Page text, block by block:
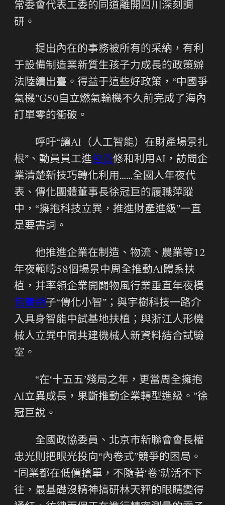
常委會代表工委的同道離開四川深刻調
研。
提出內在的事務被所有的采納，有利
于設備制造業新質生孩子力成長的政策辦
法陸續出臺。得益于這些好政策，“中國爭
氣機”G50自立燃氣輪機不久前完成了海內
訂單零的衝破。
呼吁“讓AI（人工智能）在財產場景扎
根”、動員員工進包養修和利用AI，訪問企
業清楚新技巧轉化利用……全國人年夜代
表、傳化團體董事長徐冠巨的履職萍蹤
中，“擁抱科技立異，推進財產進級”一直
是要害詞。
他推進企業在制造、物流、農業等12
年夜範疇58個場景中周全推動AI體系扶
植，并率領企業開闢物風行業垂直年夜模
包養網子“傳化小智”；與宇樹科技一路介
入具身智能中試基地扶植；與浙江人形機
械人立異中間共建機械人新資料結合試驗
室。
“在‘十五五’殘局之年，更當周全擁抱
AI立異成長，果斷推動企業轉型進級。”徐
冠巨說。
全國政協委員、北京市新聯會會長權
忠光則把眼光投向“內卷式”競爭的困局。
“同業都在低價搶單，不隨著‘卷’就活不下
往，最基礎沒精神搞研林天秤的眼睛變得